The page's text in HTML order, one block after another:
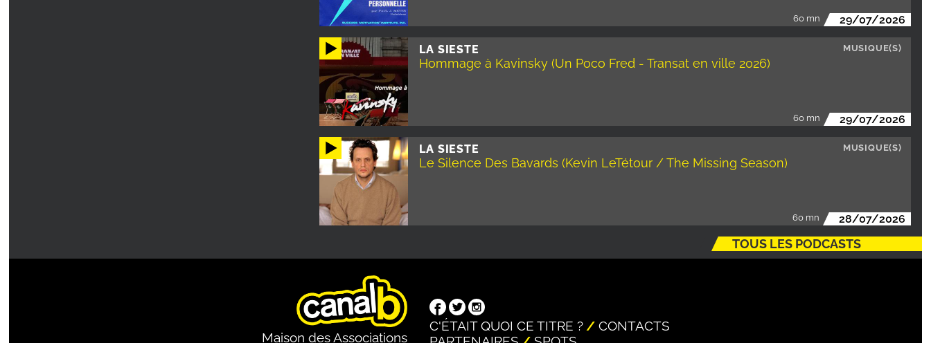
60 mn 29/07/2026
LA SIESTE
Hommage à Kavinsky (Un Poco Fred - Transat en ville 2026)
MUSIQUE(S)
60 mn 29/07/2026
LA SIESTE
Le Silence Des Bavards (Kevin LeTétour / The Missing Season)
MUSIQUE(S)
60 mn 28/07/2026
TOUS LES PODCASTS
Maison des Associations
C'ÉTAIT QUOI CE TITRE ?
CONTACTS